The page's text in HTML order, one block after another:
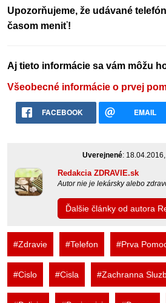
Upozorňujeme, že udávané
časom meniť!
Aj tieto informácie sa vám môžu
Všeobecné informácie o prvej
FACEBOOK EMAIL
Uverejnené: 18.04.2016,
Redakcia ZDRAVIE.sk
Autor nie je lekársky alebo
Ďalšie články od autora
#Zdravie #Telefon #Prva
#Cislo #Cisla #Zachranna